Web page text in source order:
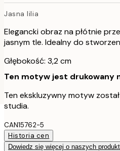
Jasna lilia
Elegancki obraz na płótnie
jasnym tle. Idealny do
Głębokość: 3,2 cm
Ten motyw jest drukowany
Ten ekskluzywny motyw
studia.
CAN15762-5
Historia cen
Dowiedz się więcej o naszych